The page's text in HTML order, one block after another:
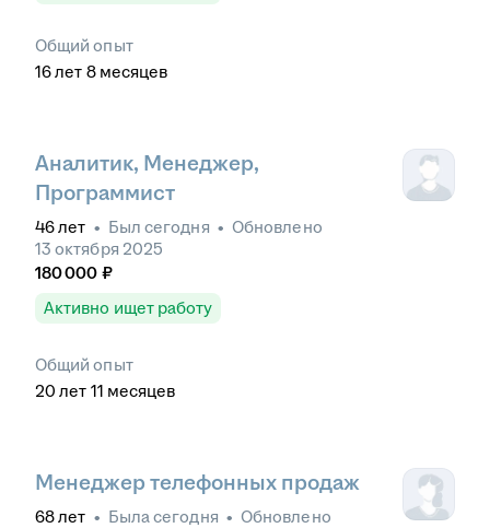
Общий опыт
16лет 8 месяцев
Аналитик, Менеджер,
Программист
46лет • Был сегодня • Обновлено
13 октября 2025
180 000 ₽
Активно ищет работу
Общий опыт
20 лет 11 месяцев
Менеджер телефонных продаж
68лет • Быласегодня • Обновлено